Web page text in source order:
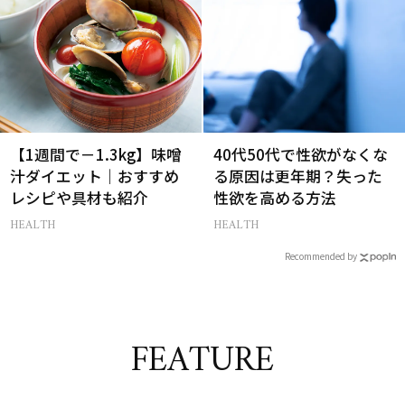
【1週間で－1.3kg】味噌
汁ダイエット｜おすすめ
レシピや具材も紹介
HEALTH
40代50代で性欲がなくな
る原因は更年期？失った
性欲を高める方法
HEALTH
Recommended by
FEATURE